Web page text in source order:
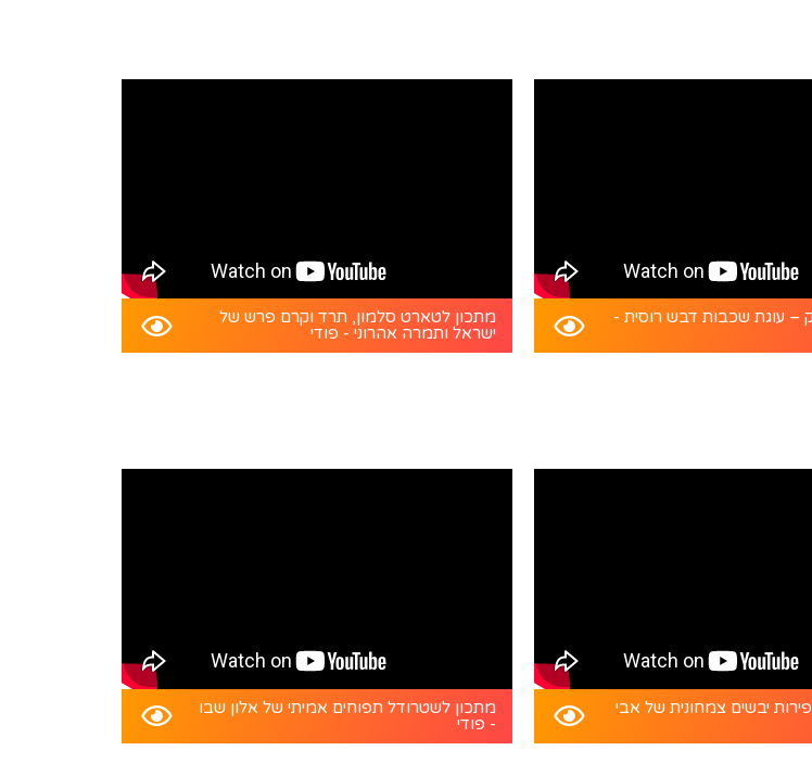
– עוגת שכבות דבש רוסית -
מתכון לטארט סלמון, תרד וקרם פרש של
ישראל ותמרה אהרוני - פודי
יבשים צמחונית של אבי
מתכון לשטרודל תפוחים אמיתי של אלון שבו
- פודי